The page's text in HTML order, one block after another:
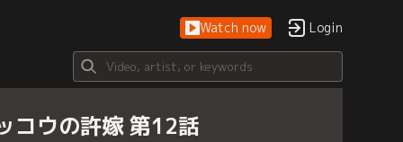
Watch now Login
コウの許嫁 第12話